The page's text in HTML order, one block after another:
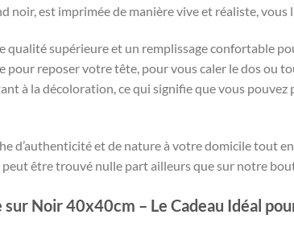
noir, est imprimée de manière vive et réaliste,
qualité supérieure et un remplissage confortable
pour reposer votre tête, pour vous caler le dos ou
à la décoloration, ce qui signifie que vous
d’authenticité et de nature à votre domicile tout
être trouvé nulle part ailleurs que sur notre
Noir 40x40cm – Le Cadeau Idéal